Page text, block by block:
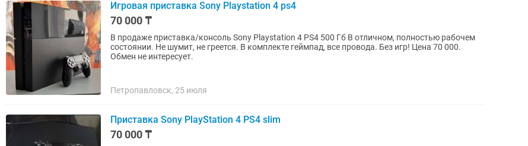
Игровая приставка Sony Playstation 4 ps4
70 000 ₸
В продаже приставка/консоль Sony Playstation 4 PS4 500 Гб В отличном, полностью рабочем
состоянии. Не шумит, не греется. В комплекте геймпад, все провода. Без игр! Цена 70 000.
Обмен не интересует.
Петропавловск, 25 июля
Приставка Sony PlayStation 4 PS4 slim
70 000 ₸